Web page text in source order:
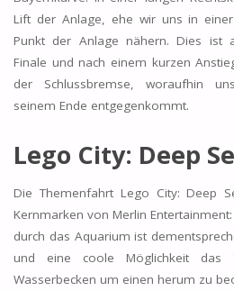
Lift der Anlage, ehe wir uns in
Punkt der Anlage nähern. Dies ist
Finale und nach einem kurzen
der Schlussbremse, woraufhin
seinem Ende entgegenkommt.
Lego City: Deep
Die Themenfahrt Lego City: Deep
Kernmarken von Merlin
durch das Aquarium ist
und eine coole Möglichkeit das
Wasserbecken um einen herum zu